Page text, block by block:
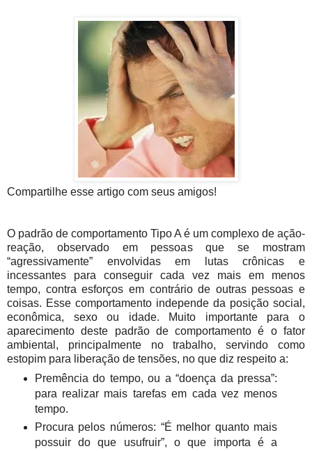
Compartilhe esse artigo com seus amigos!
O padrão de comportamento Tipo A é um complexo de ação-
reação, observado em pessoas que se mostram
“agressivamente” envolvidas em lutas crônicas e
incessantes para conseguir cada vez mais em menos
tempo, contra esforços em contrário de outras pessoas e
coisas. Esse comportamento independe da posição social,
econômica, sexo ou idade. Muito importante para o
aparecimento deste padrão de comportamento é o fator
ambiental, principalmente no trabalho, servindo como
estopim para liberação de tensões, no que diz respeito a:
Premência do tempo, ou a “doença da pressa”:
para realizar mais tarefas em cada vez menos
tempo.
Procura pelos números: “É melhor quanto mais
possuir do que usufruir”, o que importa é a